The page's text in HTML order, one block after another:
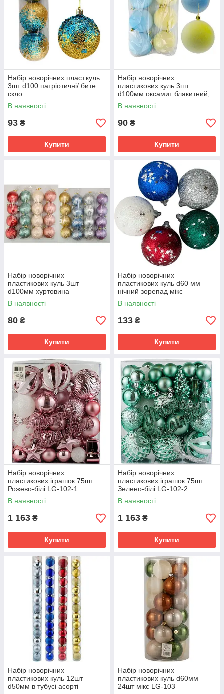
Набір новорічних пласт.куль
3шт d100 патріотичні/ бите
скло
В наявності
93 ₴
Купити
Набір новорічних
пластикових куль 3шт
d100мм оксамит блакитний,
лимонний
В наявності
90 ₴
Купити
Набір новорічних
пластикових куль 3шт
d100мм хуртовина
В наявності
80 ₴
Купити
Набір новорічних
пластикових куль d60 мм
нічний зорепад мікс
В наявності
133 ₴
Купити
Набір новорічних
пластикових іграшок 75шт
Рожево-білі LG-102-1
В наявності
1 163 ₴
Купити
Набір новорічних
пластикових іграшок 75шт
Зелено-білі LG-102-2
В наявності
1 163 ₴
Купити
Набір новорічних
пластикових куль 12шт
d50мм в тубусі асорті
Набір новорічних
пластикових куль d60мм
24шт мікс LG-103